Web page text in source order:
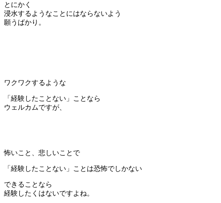
とにかく
浸水するようなことにはならないよう
願うばかり。
ワクワクするような
「経験したことない」ことなら
ウェルカムですが、
怖いこと、悲しいことで
「経験したことない」ことは恐怖でしかない
できることなら
経験したくはないですよね。